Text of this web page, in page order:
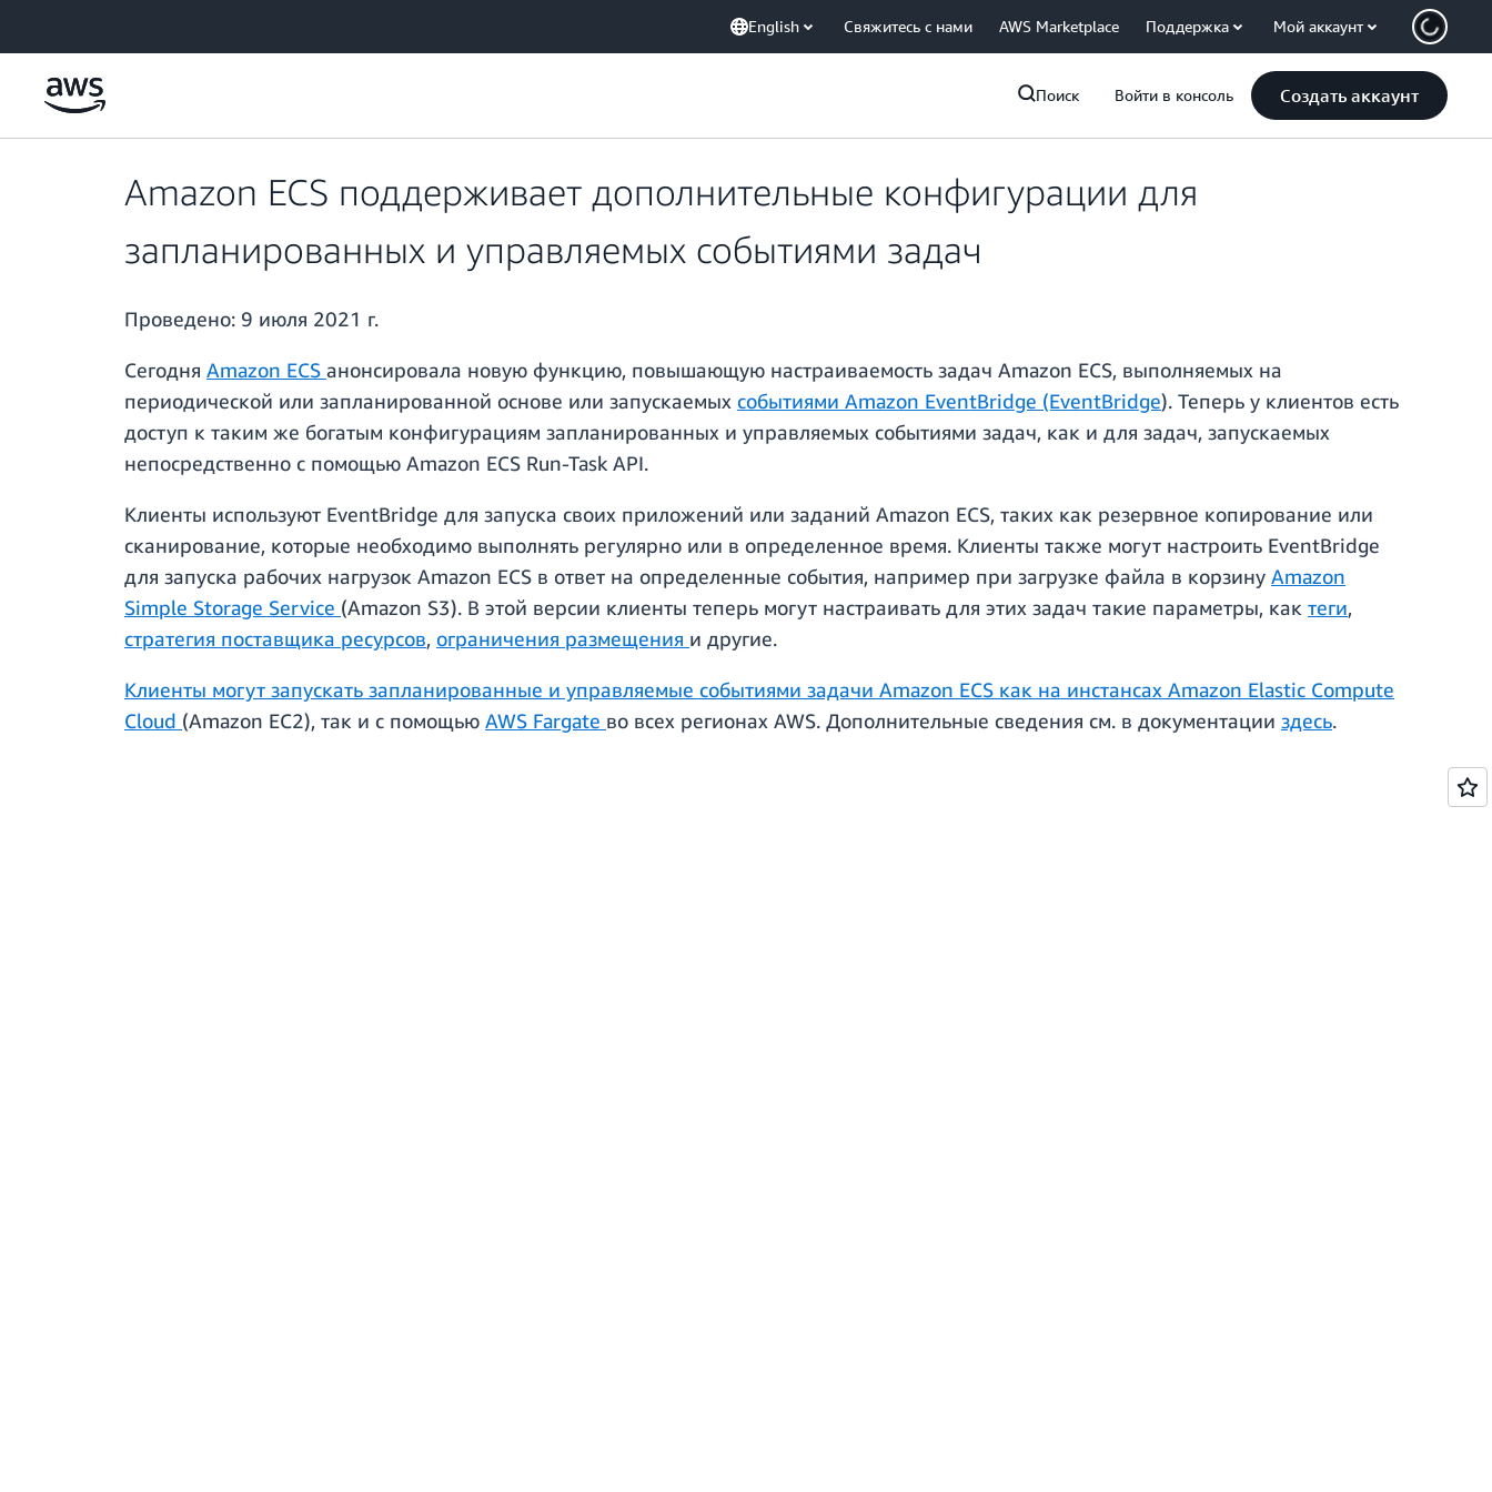
English Свяжитесь с нами AWS Marketplace Поддержка Мой аккаунт
Поиск Войти в консоль Создать аккаунт
Amazon ECS поддерживает дополнительные конфигурации для
запланированных и управляемых событиями задач
Проведено: 9 июля 2021 г.
Сегодня Amazon ECS анонсировала новую функцию, повышающую настраиваемость задач Amazon ECS, выполняемых на
периодической или запланированной основе или запускаемых событиями Amazon EventBridge (EventBridge). Теперь у клиентов есть
доступ к таким же богатым конфигурациям запланированных и управляемых событиями задач, как и для задач, запускаемых
непосредственно с помощью Amazon ECS Run-Task API.
Клиенты используют EventBridge для запуска своих приложений или заданий Amazon ECS, таких как резервное копирование или
сканирование, которые необходимо выполнять регулярно или в определенное время. Клиенты также могут настроить EventBridge
для запуска рабочих нагрузок Amazon ECS в ответ на определенные события, например при загрузке файла в корзину Amazon
Simple Storage Service (Amazon S3). В этой версии клиенты теперь могут настраивать для этих задач такие параметры, как теги,
стратегия поставщика ресурсов, ограничения размещения и другие.
Клиенты могут запускать запланированные и управляемые событиями задачи Amazon ECS как на инстансах Amazon Elastic Compute
Cloud (Amazon EC2), так и с помощью AWS Fargate во всех регионах AWS. Дополнительные сведения см. в документации здесь.